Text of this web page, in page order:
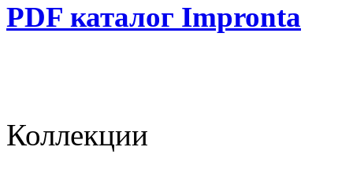
PDF каталог Impronta
Коллекции